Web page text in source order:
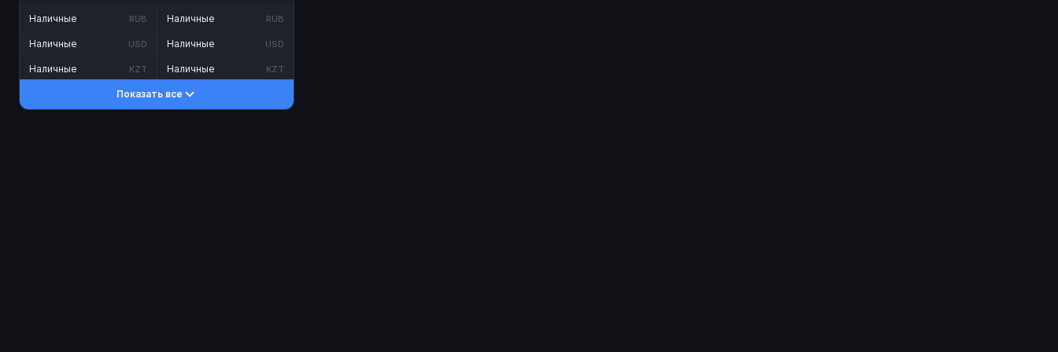
Наличные RUB
Наличные USD
Наличные KZT
Наличные RUB
Наличные USD
Наличные KZT
Показать все